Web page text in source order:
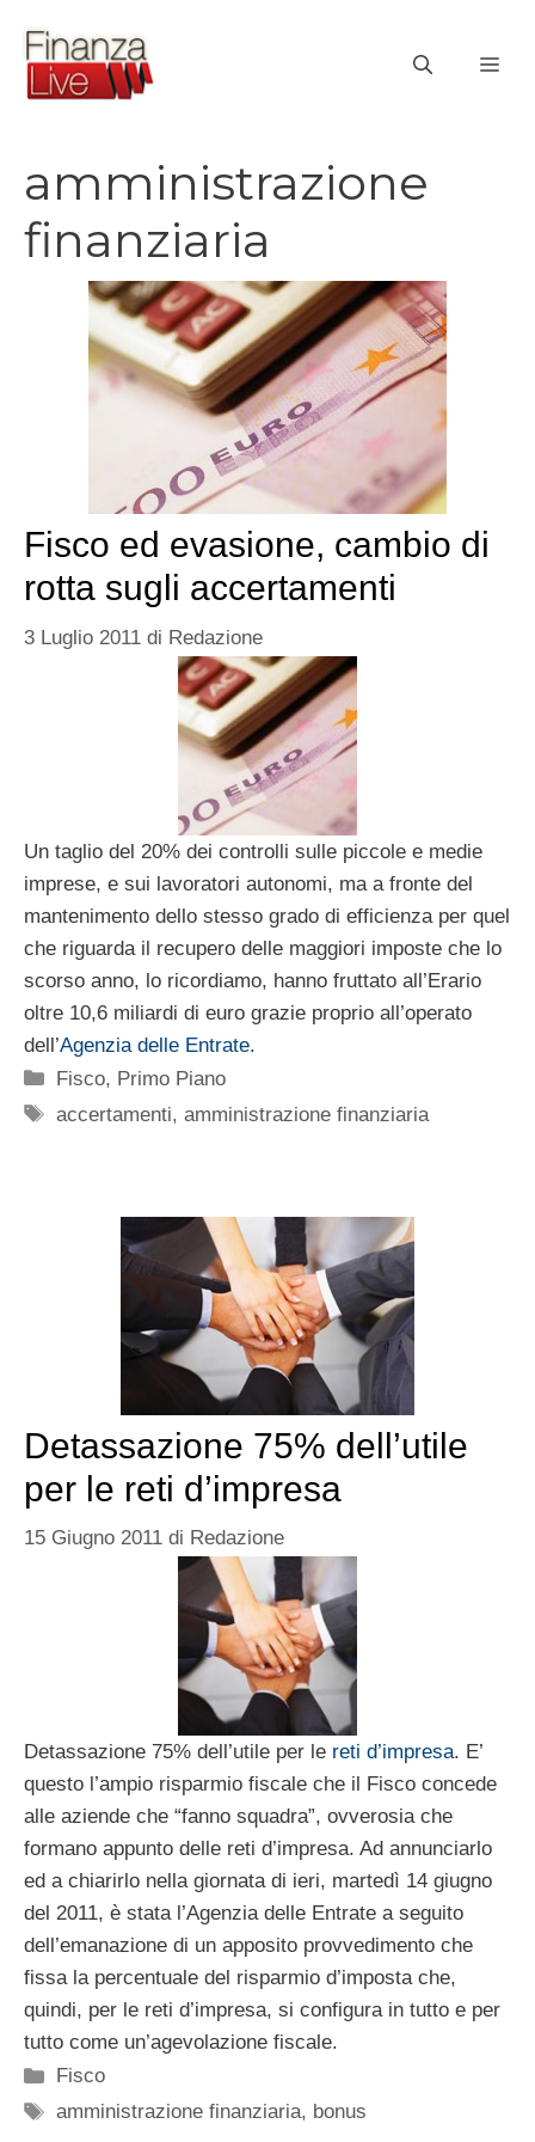
contenuto
amministrazione
finanziaria
Fisco ed evasione, cambio di
rotta sugli accertamenti
3 Luglio 2011 di Redazione
Un taglio del 20% dei controlli sulle piccole e medie
imprese, e sui lavoratori autonomi, ma a fronte del
mantenimento dello stesso grado di efficienza per quel
che riguarda il recupero delle maggiori imposte che lo
scorso anno, lo ricordiamo, hanno fruttato all’Erario
oltre 10,6 miliardi di euro grazie proprio all’operato
dell’Agenzia delle Entrate.
Categorie
Fisco, Primo Piano
Tag
accertamenti,amministrazione finanziaria
Detassazione 75% dell’utile
per le reti d’impresa
15 Giugno 2011 di Redazione
Detassazione 75% dell’utile per le reti d’impresa. E’
questo l’ampio risparmio fiscale che il Fisco concede
alle aziende che “fanno squadra”, ovverosia che
formano appunto delle reti d’impresa. Ad annunciarlo
ed a chiarirlo nella giornata di ieri, martedì 14 giugno
del 2011, è stata l’Agenzia delle Entrate a seguito
dell’emanazione di un apposito provvedimento che
fissa la percentuale del risparmio d’imposta che,
quindi, per le reti d’impresa, si configura in tutto e per
tutto come un’agevolazione fiscale.
Categorie
Fisco
Tag
amministrazione finanziaria, bonus